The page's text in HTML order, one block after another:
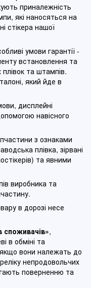
приналежність
які наносяться на
стікера нашої
умови гарантії -
встановлення та
та штампів.
який йде в
дисплейні
навісного
з ознаками
плівка, зірвані
та явними
виробника та
в дорозі несе
споживачів»,
в обміні та
якщо вони належать до
непродовольчих
поверненню та